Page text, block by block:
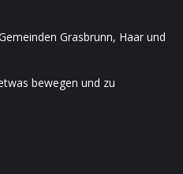
Grasbrunn, Haar und
bewegen und zu